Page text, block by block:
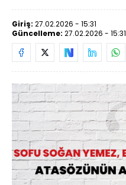
Giriş: 27.02.2026 - 15:31
Güncelleme: 27.02.2026 - 15:31